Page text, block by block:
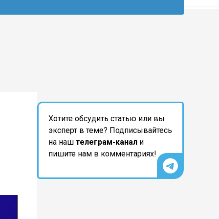
Хотите обсудить статью или вы
эксперт в теме? Подписывайтесь
на наш телеграм-канал и
пишите нам в комментариях!